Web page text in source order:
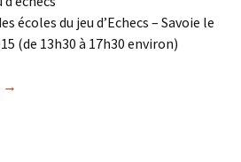
écoles du jeu d’Echecs – Savoie le
(de 13h30 à 17h30 environ)
Circuit de tournois de l’école d’échecs
→